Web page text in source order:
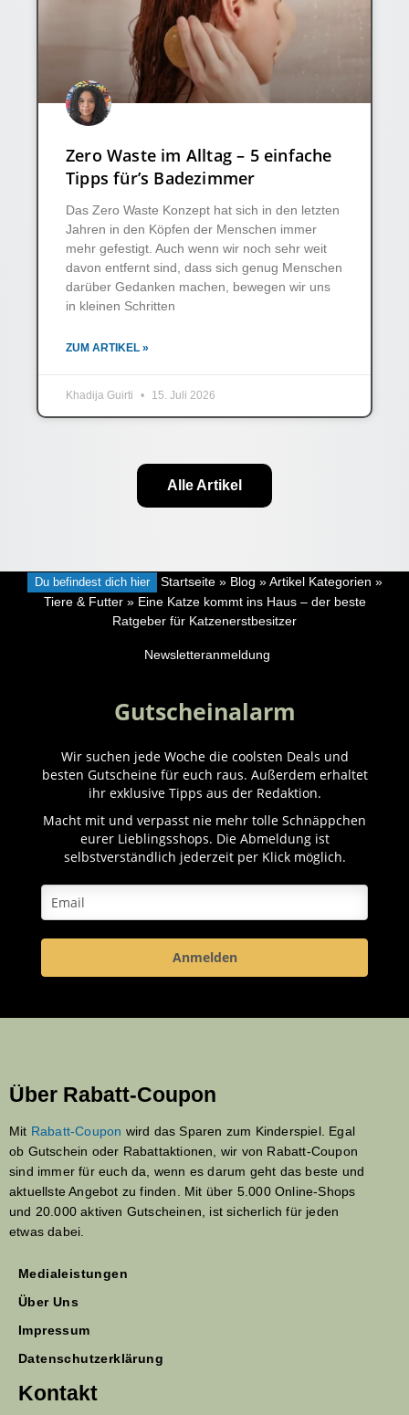
Zero Waste im Alltag – 5 einfache
Tipps für’s Badezimmer
Das Zero Waste Konzept hat sich in den letzten
Jahren in den Köpfen der Menschen immer
mehr gefestigt. Auch wenn wir noch sehr weit
davon entfernt sind, dass sich genug Menschen
darüber Gedanken machen, bewegen wir uns
in kleinen Schritten
ZUM ARTIKEL »
Khadija Guirti 15. Juli 2026
Alle Artikel
Du befindest dich hier Startseite» Blog » Artikel Kategorien »
Tiere & Futter» Eine Katze kommt ins Haus – der beste
Ratgeber für Katzenerstbesitzer
Newsletteranmeldung
Gutscheinalarm
Wir suchen jede Woche die coolsten Deals und
besten Gutscheine für euch raus. Außerdem erhaltet
ihr exklusive Tipps aus der Redaktion.
Macht mit und verpasst nie mehr tolle Schnäppchen
eurer Lieblingsshops. Die Abmeldung ist
selbstverständlich jederzeit per Klick möglich.
Anmelden
Über Rabatt-Coupon
Mit Rabatt-Coupon wird das Sparen zum Kinderspiel. Egal
ob Gutschein oder Rabattaktionen, wir von Rabatt-Coupon
sind immer für euch da, wenn es darum geht das beste und
aktuellste Angebot zu finden. Mit über 5.000 Online-Shops
und 20.000 aktiven Gutscheinen, ist sicherlich für jeden
etwas dabei.
Medialeistungen
Über Uns
Impressum
Datenschutzerklärung
Kontakt